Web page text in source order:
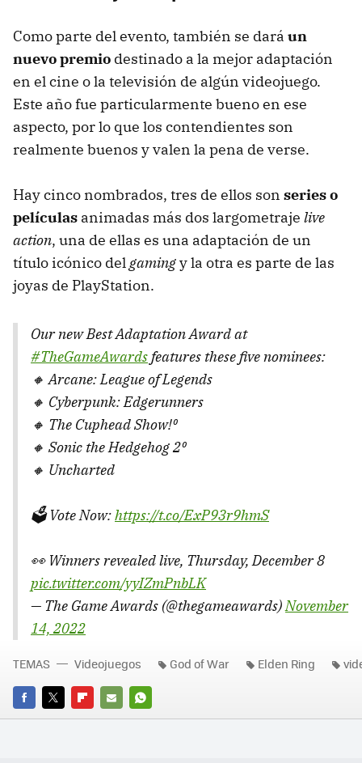
Como parte del evento, también se dará un
nuevo premio destinado a la mejor adaptación
en el cine o la televisión de algún videojuego.
Este año fue particularmente bueno en ese
aspecto, por lo que los contendientes son
realmente buenos y valen la pena de verse.
Hay cinco nombrados, tres de ellos son series o
películas animadas más dos largometraje live
action, una de ellas es una adaptación de un
título icónico delgamingy la otra es parte de las
joyas de PlayStation.
Our new Best Adaptation Award at
#TheGameAwardsfeatures these five nominees:
🔸 Arcane: League of Legends
🔸 Cyberpunk: Edgerunners
🔸 The Cuphead Show!⁰
🔸 Sonic the Hedgehog 2⁰
🔸 Uncharted
🗳️ Vote Now:https://t.co/ExP93r9hmS
👀 Winners revealed live, Thursday, December 8
pic.twitter.com/yyIZmPnbLK
— The Game Awards (@thegameawards)November
14, 2022
FACEBOOK
TWITTERFLIPBOARD
E-
WHATSAPP
TEMAS Videojuegos God of War Elden Ring